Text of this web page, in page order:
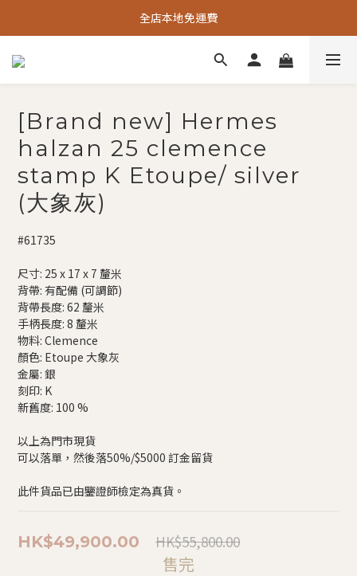
全店本地免運費
[Brand new] Hermes
halzan 25 clemence
stamp K Etoupe/ silver
(大象灰)
#61735
尺寸: 25 x 17 x 7 釐米
背帶: 有配備 (可調節)
背帶長度: 62 釐米
手柄長度: 8 釐米
物料: Clemence
顏色: Etoupe 大象灰
金屬: 銀
刻印: K
新舊度: 100 %
以上為門市現貨
可以落單，然後落50%/$5000 訂金留貨
此件貨品已由鑒證師檢定為真貨。
HK$49,900.00 HK$55,800.00
售完